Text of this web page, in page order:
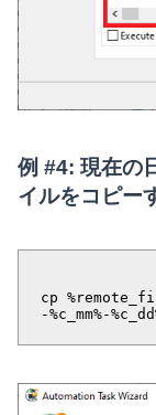
例 #4: 現在の
イルをコピー
cp
-%c_mm%-